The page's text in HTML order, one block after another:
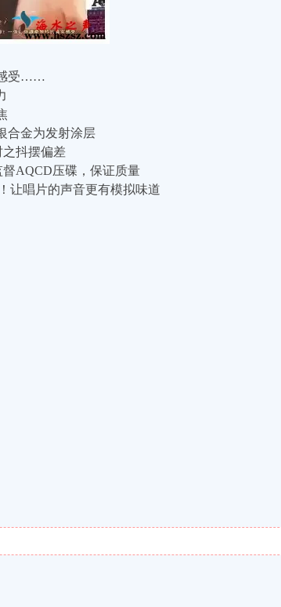
感受……
合金为发射涂层
抖摆偏差
督AQCD压碟，保证质量
让唱片的声音更有模拟味道